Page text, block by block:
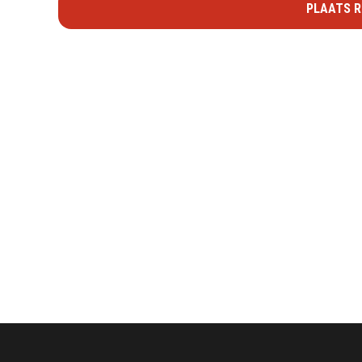
PLAATS